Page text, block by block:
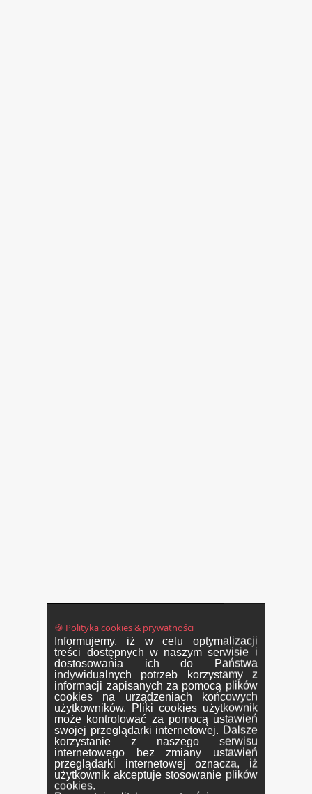
🍪 Polityka cookies & prywatności
Informujemy, iż w celu optymalizacji
treści dostępnych w naszym serwisie i
dostosowania ich do Państwa
indywidualnych potrzeb korzystamy z
informacji zapisanych za pomocą plików
cookies na urządzeniach końcowych
użytkowników. Pliki cookies użytkownik
może kontrolować za pomocą ustawień
swojej przeglądarki internetowej. Dalsze
korzystanie z naszego serwisu
internetowego bez zmiany ustawień
przeglądarki internetowej oznacza, iż
użytkownik akceptuje stosowanie plików
cookies.